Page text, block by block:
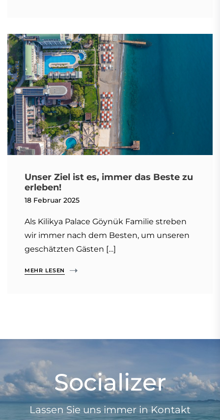
Unser Ziel ist es, immer das Beste zu
erleben!
18 Februar 2025
Als Kilikya Palace Göynük Familie streben
wir immer nach dem Besten, um unseren
geschätzten Gästen […]
MEHR LESEN
Socializer
Lassen Sie uns immer in Kontakt